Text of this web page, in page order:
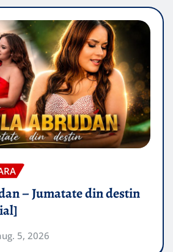
– Jumatate din destin
5, 2026